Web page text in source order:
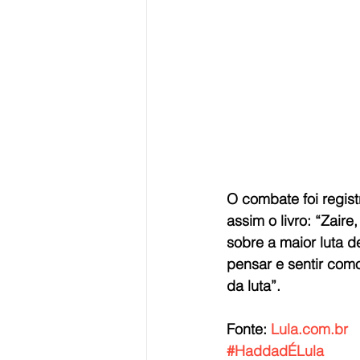
O combate foi
assim o livro:
sobre a maior luta
pensar e sentir
da luta”.
Fonte: Lula.com.br
#HaddadÉLula